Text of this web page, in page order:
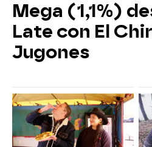
Mega (1,1%)
Late con El
Jugones